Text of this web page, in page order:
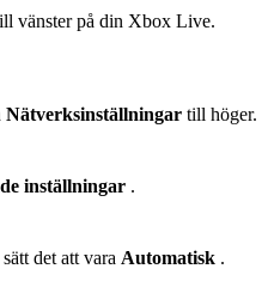
vänster på din Xbox Live.
Nätverksinställningar till höger.
inställningar .
det att vara Automatisk .